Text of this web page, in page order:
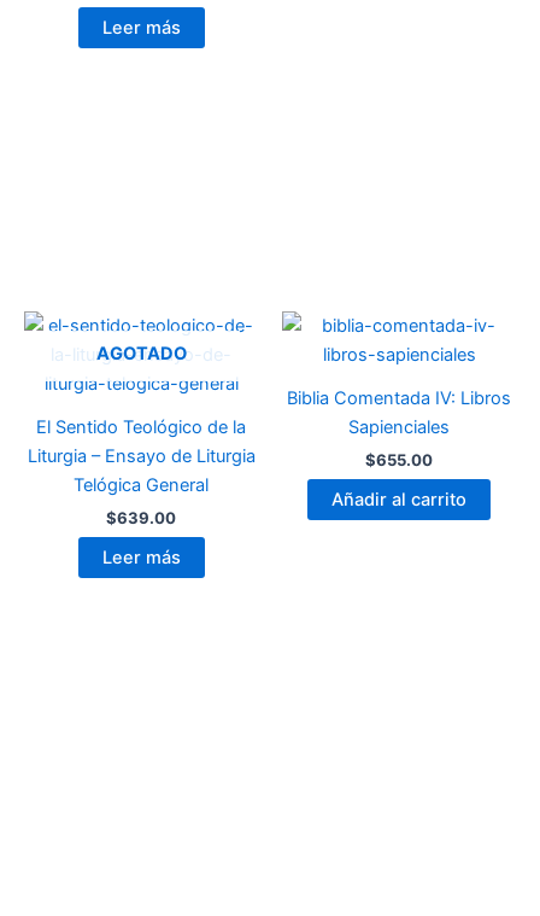
Leer más
AGOTADO
El Sentido Teológico de la
Liturgia – Ensayo de Liturgia
Telógica General
$639.00
Leer más
Biblia Comentada IV: Libros
Sapienciales
$655.00
Añadir al carrito